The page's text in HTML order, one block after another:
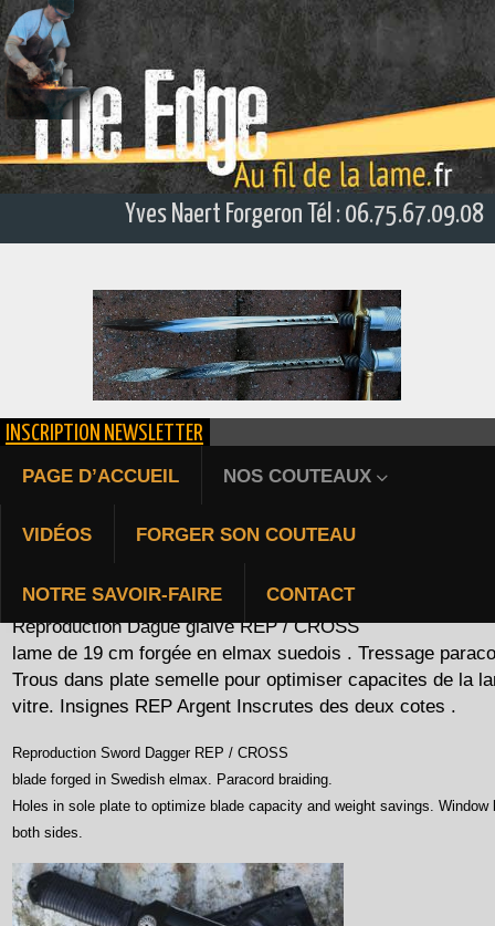
Yves Naert Forgeron Tél : 06.75.67.09.08
ÉPIEU DE CHASSE FORGÉ
Bienvenue au fil de la lame.
INSCRIPTION NEWSLETTER
PAGE D’ACCUEIL
NOS COUTEAUX
VIDÉOS FORGER SON COUTEAU
NOTRE SAVOIR-FAIRE CONTACT
Reproduction Dague glaive REP / CROSS
lame de 19 cm forgée en elmax suedois . Tressage
Trous dans plate semelle pour optimiser capacites de la
vitre. Insignes REP Argent Inscrutes des deux cotes .
Reproduction Sword Dagger REP / CROSS
blade forged in Swedish elmax. Paracord braiding.
Holes in sole plate to optimize blade capacity and weight savings.
both sides.